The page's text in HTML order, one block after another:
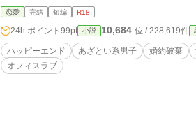
いた兎羽まゆり×ワケあって彼女のそばを離れなけ
て幸せになる物語。 ※R15〜R18に※、R18に※※ ※現実世界に疎い作者による現代TLなのでご容赦くださいましたら幸いです。 ※
ヒーローはワンコ系？ニャンコ系？甘えん坊系？
※1/7おまけの学校R書いてます。そこまで書いた
恋愛 完結 短編 R18
24h.ポイント 99pt 小説 10,684 位 / 228,619件
ハッピーエンド あざとい系男子 婚約破棄
オフィスラブ